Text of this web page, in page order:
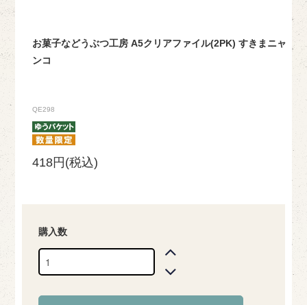
お菓子などうぶつ工房 A5クリアファイル(2PK) すきまニャ
ンコ
QE298
418円(税込)
購入数